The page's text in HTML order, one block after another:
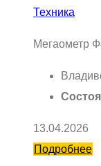
Техника
Мегаометр
13.04.2026
Подробнее